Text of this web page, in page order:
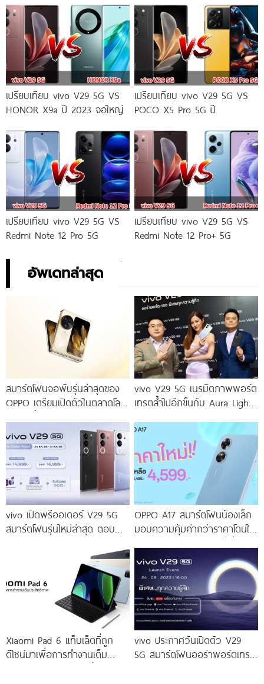
เปรียบเทียบ vivo V29 5G VS
HONOR X9a ปี 2023 จอใหญ่
เปรียบเทียบ vivo V29 5G VS
POCO X5 Pro 5G ปี
เปรียบเทียบ vivo V29 5G VS
Redmi Note 12 Pro 5G
เปรียบเทียบ vivo V29 5G VS
Redmi Note 12 Pro+ 5G
อัพเดทล่าสุด
สมาร์ตโฟนจอพับรุ่นล่าสุดของ
OPPO เตรียมเปิดตัวในตลาดโลก
vivo V29 5G เนรมิตภาพพอร์ต
เทรตล้ำไปอีกขั้นกับ Aura Light
โดดเด่นด้วยสุนทรียศาสตร์แห่ง
vivo เปิดพรีออเดอร์ V29 5G
สมาร์ตโฟนรุ่นใหม่ล่าสุด ตอบ
ราคาเริ่มต้นเพียง 14,999 บาท
จัดเต็มกับโปรโมชันพิเศษก่อนใคร
OPPO A17 สมาร์ตโฟนน้องเล็ก
มอบความคุ้มค่ากว่าราคาโดนใจ
ราคาใหม่เพียง 4,599 บาท
เท่านั้น!
Xiaomi Pad 6 แท็บเล็ตที่ถูก
ดีไซน์มาเพื่อการทำงานเต็ม
vivo ประกาศวันเปิดตัว V29
5G สมาร์ตโฟนออร่าพอร์ตเทร